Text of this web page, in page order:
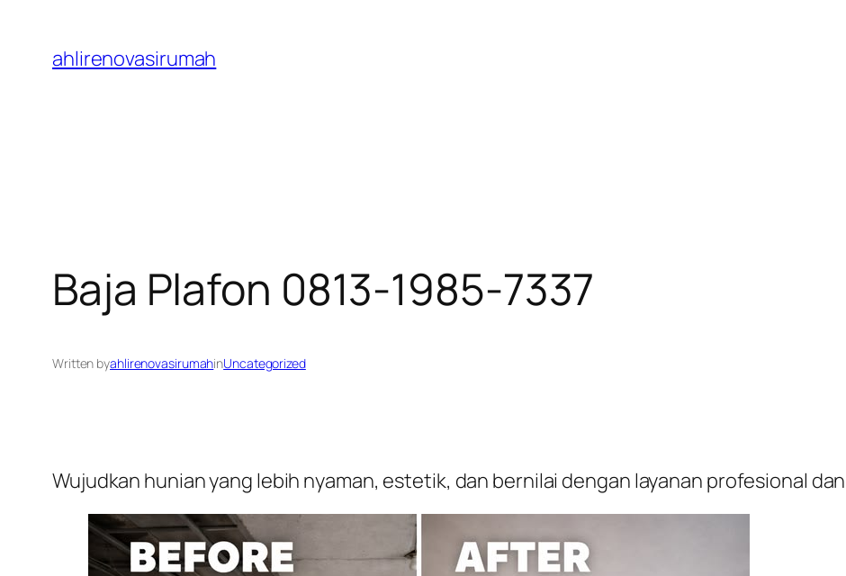
content
ahlirenovasirumah
Baja Plafon 0813-1985-7337
Written byahlirenovasirumahinUncategorized
Wujudkan hunian yang lebih nyaman, estetik, dan bernilai dengan layanan profesional